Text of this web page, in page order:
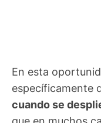
En esta
específicamente
cuando se